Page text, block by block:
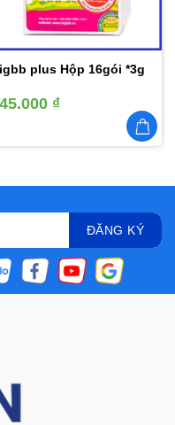
plus Hộp 16gói *3g
₫